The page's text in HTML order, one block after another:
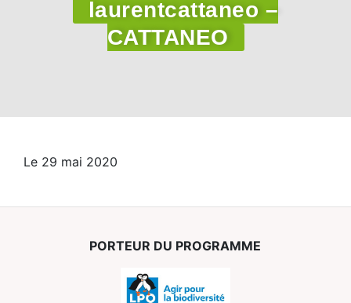
laurentcattaneo –
CATTANEO
Le 29 mai 2020
PORTEUR DU PROGRAMME